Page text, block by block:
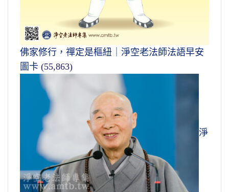
佛家修行，禪定是樞紐｜淨空老法師法語早安
圖卡 (55,863)
淨